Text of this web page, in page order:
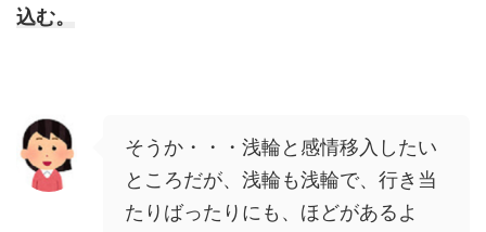
込む。
そうか・・・浅輪と感情移入したい
ところだが、浅輪も浅輪で、行き当
たりばったりにも、ほどがあるよ